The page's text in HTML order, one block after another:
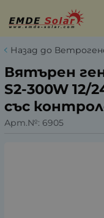
Назад до
Вятърен
S2-300W
със
Арт.№: 6905